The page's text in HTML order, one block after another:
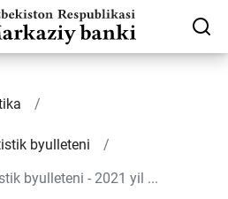
byulleteni
byulleteni - 2021 yil ...